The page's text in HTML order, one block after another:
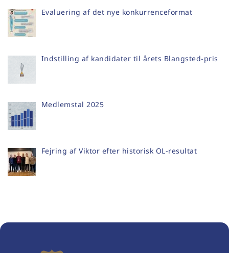
Evaluering af det nye konkurrenceformat
Indstilling af kandidater til årets Blangsted-pris
Medlemstal 2025
Fejring af Viktor efter historisk OL-resultat